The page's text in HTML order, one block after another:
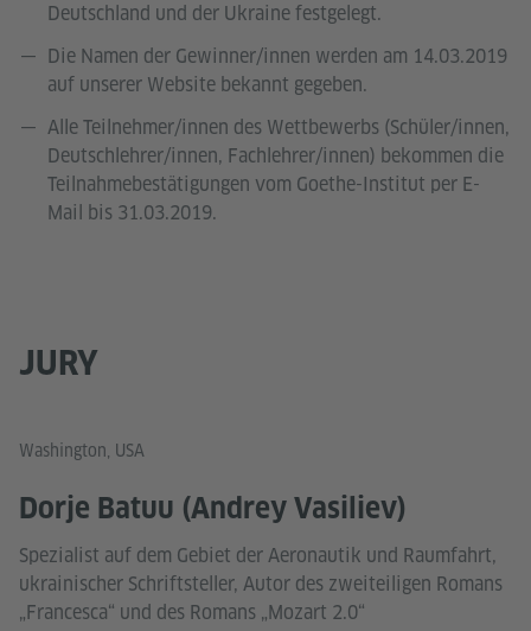
Deutschland und der Ukraine festgelegt.
Die Namen der Gewinner/innen werden am 14.03.2019
auf unserer Website bekannt gegeben.
Alle Teilnehmer/innen des Wettbewerbs (Schüler/innen,
Deutschlehrer/innen, Fachlehrer/innen) bekommen die
Teilnahmebestätigungen vom Goethe-Institut per E-
Mail bis 31.03.2019.
JURY
Washington, USA
Dorje Batuu (Andrey Vasiliev)
Spezialist auf dem Gebiet der Aeronautik und Raumfahrt,
ukrainischer Schriftsteller, Autor des zweiteiligen Romans
„Francesca“ und des Romans „Mozart 2.0“